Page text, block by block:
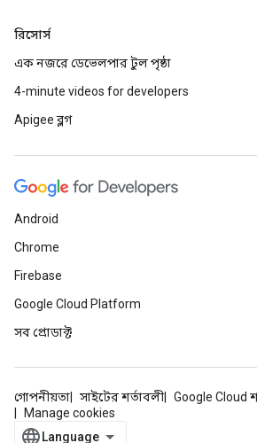
রিসোর্স
এক নজরে ডেভেলপার টুল পৃষ্ঠা
4-minute videos for developers
Apigee ব্লগ
Android
Chrome
Firebase
Google Cloud Platform
সব প্রোডাক্ট
গোপনীয়তা সাইটের শর্তাবলী
Google Cloud
Manage cookies